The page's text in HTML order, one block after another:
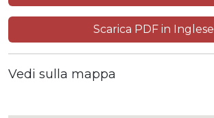
Scarica PDF in Inglese
Vedi sulla mappa